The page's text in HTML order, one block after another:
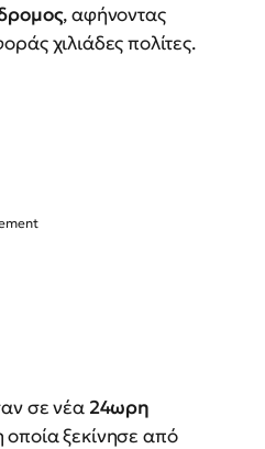
, αφήνοντας
χιλιάδες πολίτες.
σε νέα 24ωρη
οποία ξεκίνησε από